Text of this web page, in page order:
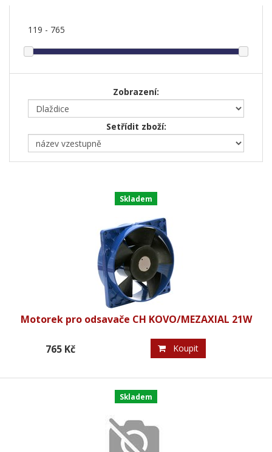
119 - 765
Zobrazení:
Setřídit zboží:
Motorek pro odsavače CH KOVO/MEZAXIAL 21W
Skladem
765 Kč Koupit
Skladem